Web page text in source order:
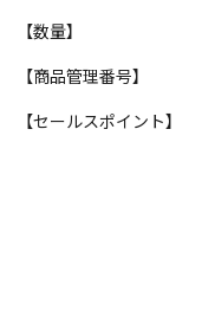
【数量】
【商品管理番号】
【セールスポイント】